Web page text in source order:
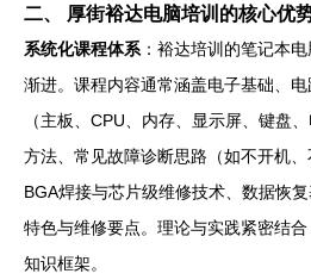
二、 厚街裕达电脑培训的核心优
系统化课程体系 ：裕达培训的笔记本
渐进。课程内容通常涵盖电子基础、
（主板、CPU、内存、显示屏、键盘
方法、常见故障诊断思路（如不开机、
BGA焊接与芯片级维修技术、数据恢
特色与维修要点。理论与实践紧密结
知识框架。